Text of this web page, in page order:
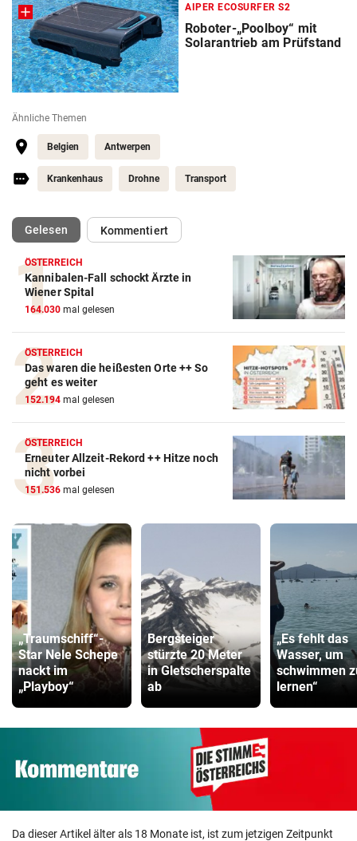
AIPER ECOSURFER S2
Roboter-„Poolboy“ mit
Solarantrieb am Prüfstand
Ähnliche Themen
Belgien Antwerpen
Krankenhaus Drohne Transport
Gelesen(ausgewählt)Kommentiert
ÖSTERREICH
Kannibalen-Fall schockt Ärzte in
Wiener Spital
164.030 mal gelesen
ÖSTERREICH
Das waren die heißesten Orte ++ So
geht es weiter
152.194 mal gelesen
ÖSTERREICH
Erneuter Allzeit-Rekord ++ Hitze noch
nicht vorbei
151.536 mal gelesen
„Traumschiff“-
Star Nele Schepe
nackt im
„Playboy“
Bergsteiger
stürzte 20 Meter
in Gletscherspalte
ab
„Es fehlt das
Wasser, um
schwimmen
lernen“
Da dieser Artikel älter als 18 Monate ist, ist zum jetzigen Zeitpunkt